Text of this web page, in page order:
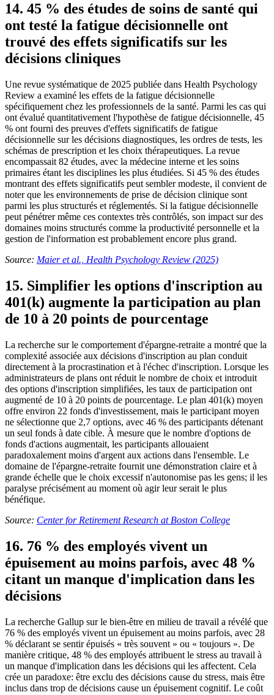
14. 45 % des études de soins de santé qui
ont testé la fatigue décisionnelle ont
trouvé des effets significatifs sur les
décisions cliniques
Une revue systématique de 2025 publiée dans Health Psychology
Review a examiné les effets de la fatigue décisionnelle
spécifiquement chez les professionnels de la santé. Parmi les cas qui
ont évalué quantitativement l'hypothèse de fatigue décisionnelle, 45
% ont fourni des preuves d'effets significatifs de fatigue
décisionnelle sur les décisions diagnostiques, les ordres de tests, les
schémas de prescription et les choix thérapeutiques. La revue
encompassait 82 études, avec la médecine interne et les soins
primaires étant les disciplines les plus étudiées. Si 45 % des études
montrant des effets significatifs peut sembler modeste, il convient de
noter que les environnements de prise de décision clinique sont
parmi les plus structurés et réglementés. Si la fatigue décisionnelle
peut pénétrer même ces contextes très contrôlés, son impact sur des
domaines moins structurés comme la productivité personnelle et la
gestion de l'information est probablement encore plus grand.
Source: Maier et al., Health Psychology Review (2025)
15. Simplifier les options d'inscription au
401(k) augmente la participation au plan
de 10 à 20 points de pourcentage
La recherche sur le comportement d'épargne-retraite a montré que la
complexité associée aux décisions d'inscription au plan conduit
directement à la procrastination et à l'échec d'inscription. Lorsque les
administrateurs de plans ont réduit le nombre de choix et introduit
des options d'inscription simplifiées, les taux de participation ont
augmenté de 10 à 20 points de pourcentage. Le plan 401(k) moyen
offre environ 22 fonds d'investissement, mais le participant moyen
ne sélectionne que 2,7 options, avec 46 % des participants détenant
un seul fonds à date cible. À mesure que le nombre d'options de
fonds d'actions augmentait, les participants allouaient
paradoxalement moins d'argent aux actions dans l'ensemble. Le
domaine de l'épargne-retraite fournit une démonstration claire et à
grande échelle que le choix excessif n'autonomise pas les gens; il les
paralyse précisément au moment où agir leur serait le plus
bénéfique.
Source: Center for Retirement Research at Boston College
16. 76 % des employés vivent un
épuisement au moins parfois, avec 48 %
citant un manque d'implication dans les
décisions
La recherche Gallup sur le bien-être en milieu de travail a révélé que
76 % des employés vivent un épuisement au moins parfois, avec 28
% déclarant se sentir épuisés « très souvent » ou « toujours ». De
manière critique, 48 % des employés attribuent le stress au travail à
un manque d'implication dans les décisions qui les affectent. Cela
crée un paradoxe: être exclu des décisions cause du stress, mais être
inclus dans trop de décisions cause un épuisement cognitif. Le coût